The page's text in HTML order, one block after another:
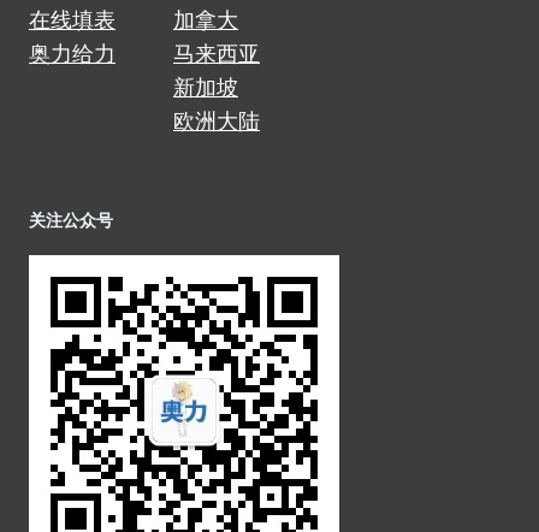
在线填表
奥力给力
加拿大
马来西亚
新加坡
欧洲大陆
关注公众号